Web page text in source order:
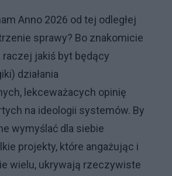
Anno 2026 od tej odległej
sprawy? Bo znakomicie
raczej jakiś byt będący
działania
lekceważacych opinię
na ideologii systemów. By
wymyślać dla siebie
projekty, które angażując i
wielu, ukrywają rzeczywiste